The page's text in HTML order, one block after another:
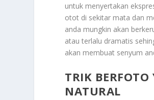
untuk menyertakan
otot di sekitar mata dan
anda mungkin akan
atau terlalu dramatis
akan membuat senyum
TRIK
NATURAL